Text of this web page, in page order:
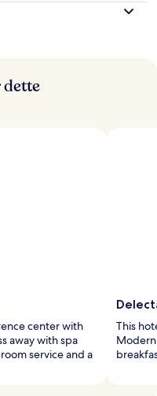
dette
center with
away with spa
service and a
This
Modern